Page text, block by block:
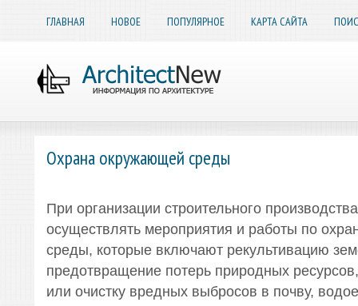
ГЛАВНАЯ НОВОЕ ПОПУЛЯРНОЕ КАРТА САЙТА
Охрана окружающей среды
При организации строительного
осуществлять мероприятия и работы по
среды, которые включают рекультивацию
предотвращение потерь природных
или очистку вредных выбросов в почву,